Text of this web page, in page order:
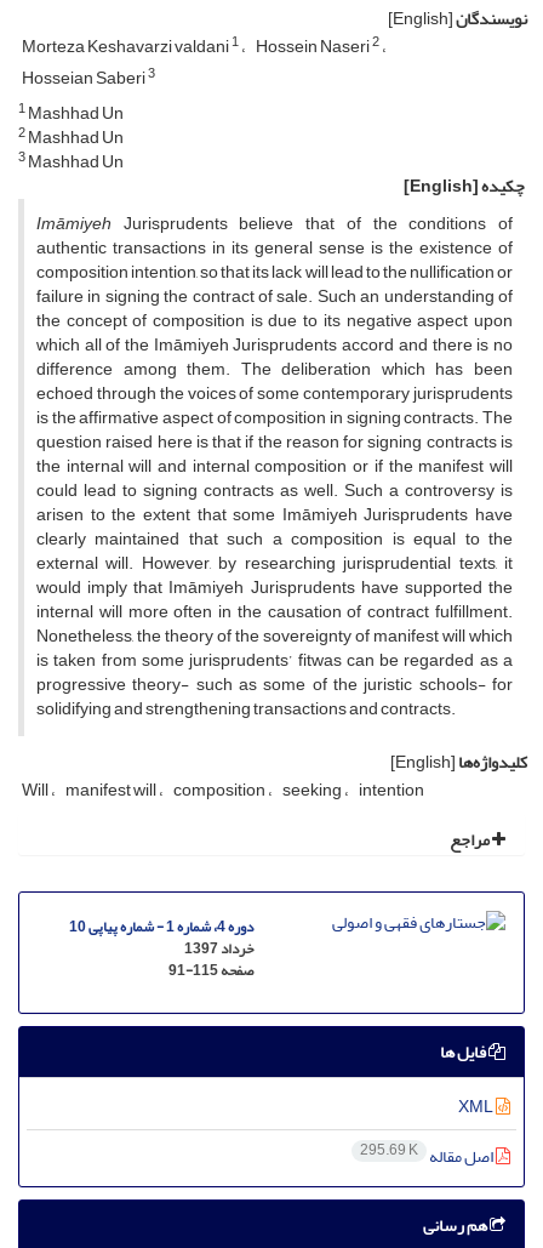
نویسندگان[English]
Morteza Keshavarzi valdani1 Hossein Naseri2
Hosseian Saberi3
1Mashhad Un
2Mashhad Un
3Mashhad Un
چکیده[English]
Imāmiyeh Jurisprudents believe that of the conditions of
authentic transactions in its general sense is the existence of
composition intention, so that its lack will lead to the nullification or
failure in signing the contract of sale. Such an understanding of
the concept of composition is due to its negative aspect upon
which all of the Imāmiyeh Jurisprudents accord and there is no
difference among them. The deliberation which has been
echoed through the voices of some contemporary jurisprudents
is the affirmative aspect of composition in signing contracts. The
question raised here is that if the reason for signing contracts is
the internal will and internal composition or if the manifest will
could lead to signing contracts as well. Such a controversy is
arisen to the extent that some Imāmiyeh Jurisprudents have
clearly maintained that such a composition is equal to the
external will. However, by researching jurisprudential texts, it
would imply that Imāmiyeh Jurisprudents have supported the
internal will more often in the causation of contract fulfillment.
Nonetheless, the theory of the sovereignty of manifest will which
is taken from some jurisprudents’ fitwas can be regarded as a
progressive theory- such as some of the juristic schools- for
solidifying and strengthening transactions and contracts.
کلیدواژه‌ها[English]
Will manifest will composition seeking intention
مراجع
دوره 4، شماره 1 - شماره پیاپی 10
خرداد 1397
صفحه91-115
فایل ها
اصل مقاله 295.69 K
هم رسانی